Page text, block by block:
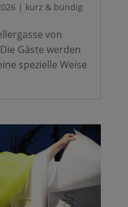
| kurz & bündig
von
Gäste werden
spezielle Weise